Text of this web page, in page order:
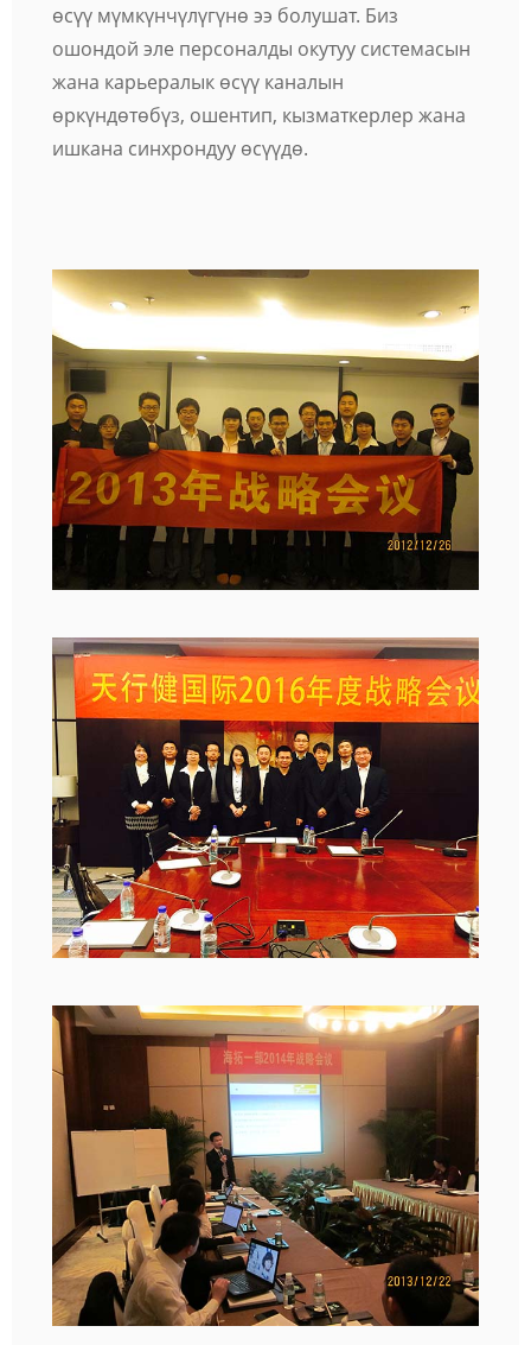
өсүү мүмкүнчүлүгүнө ээ болушат. Биз
ошондой эле персоналды окутуу системасын
жана карьералык өсүү каналын
өркүндөтөбүз, ошентип, кызматкерлер жана
ишкана синхрондуу өсүүдө.